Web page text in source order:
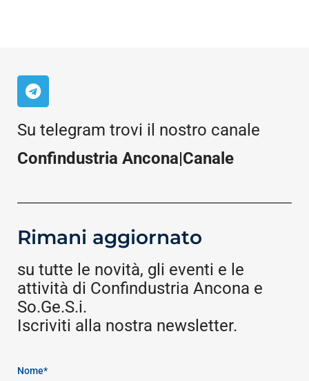
Su telegram trovi il nostro canale
Confindustria Ancona|Canale
Rimani aggiornato
su tutte le novità, gli eventi e le
attività di Confindustria Ancona e
So.Ge.S.i.
Iscriviti alla nostra newsletter.
Nome*